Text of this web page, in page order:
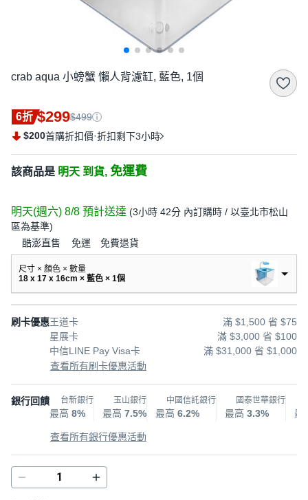
crab aqua 小螃蟹 懶人背濾缸, 藍色, 1個
6折 $299$499
$200首購折扣價·折扣剩下3小時
該商品是 明天 到貨, 免運費
明天(週六) 8/8 預計送達 (3小時 42分 內訂購時 / 以臺北市松山
區為基準)
酷澎直售 免運 免費退貨
尺寸 × 顏色 × 數量
18 x 17 x 16cm × 藍色 × 1個
刷卡優惠王道卡
滿 $1,500 省 $75
星展卡
滿 $3,000 省 $100
中信LINE Pay Visa卡
滿 $31,000 省 $1,000
查看所有刷卡優惠活動
銀行回饋 台新銀行
最高 8%
玉山銀行
最高 7.5%
中國信託銀行
最高 6.2%
國泰世華銀行
最高 3.3% 最
查看所有銀行優惠活動